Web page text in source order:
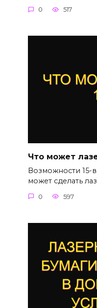
0 517
Что может
Возможности 15-
может сделать
0 597